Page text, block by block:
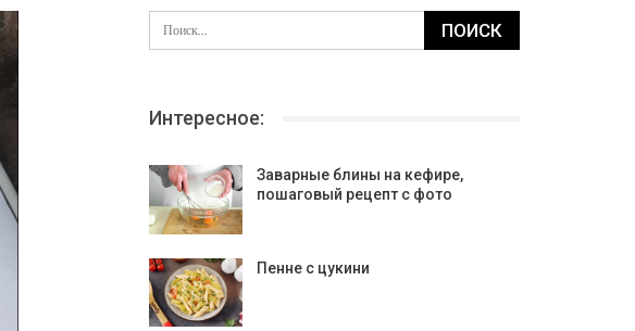
Интересное:
Заварные блины на кефире,
пошаговый рецепт с фото
Пенне с цукини